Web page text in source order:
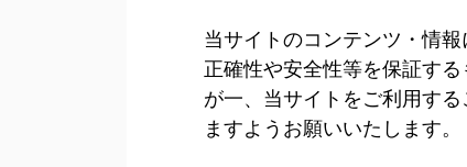
当サイトのコンテンツ・情
正確性や安全性等を保証す
が一、当サイトをご利用す
ますようお願いいたします。